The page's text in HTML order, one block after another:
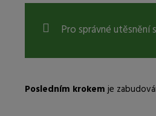
Pro správné
Posledním krokem je